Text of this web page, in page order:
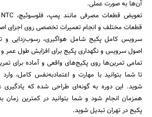
آن‌ها به صورت عملی.
قطعات مختلف و انجام تعمیرات تخصصی روی اجزای
سرویس کامل پکیج شامل هواگیری، رسوب‌زدایی و
اصول سرویس و نگهداری پکیج برای افزایش طول عمر
تمامی تمرین‌ها روی پکیج‌های واقعی و آماده برای
تا شما بتوانید با مهارت و اعتمادبه‌نفس کامل، وارد
شوید. این دوره به گونه‌ای طراحی شده که
همزمان انجام شود و شما بتوانید در کمترین زمان
پکیج در تهران تبدیل شوید.